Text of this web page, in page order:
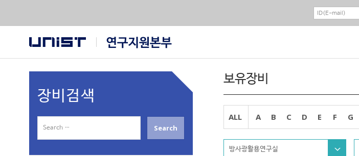
보유장비
ALL A B C D E F G
방사광활용연구실
장비검색